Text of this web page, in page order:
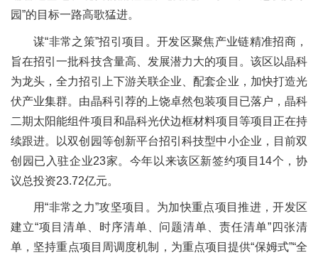
园”的目标一路高歌猛进。
谋“非常之策”招引项目。开发区聚焦产业链精准招商，
旨在招引一批科技含量高、发展潜力大的项目。该区以晶科
为龙头，全力招引上下游关联企业、配套企业，加快打造光
伏产业集群。由晶科引荐的上饶卓然包装项目已落户，晶科
二期太阳能组件项目和晶科光伏边框材料项目等项目正在持
续跟进。以双创园等创新平台招引科技型中小企业，目前双
创园已入驻企业23家。今年以来该区新签约项目14个，协
议总投资23.72亿元。
用“非常之力”攻坚项目。为加快重点项目推进，开发区
建立“项目清单、时序清单、问题清单、责任清单”四张清
单，坚持重点项目周调度机制，为重点项目提供“保姆式”“全